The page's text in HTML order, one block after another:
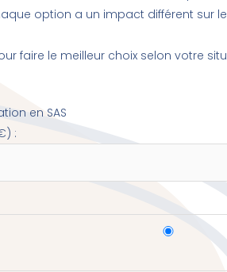
option a un impact différent sur
faire le meilleur choix selon votre
en SAS
: